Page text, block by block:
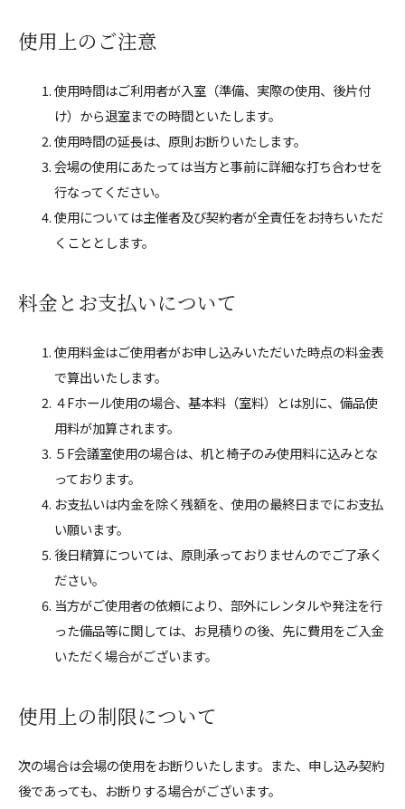
使用上のご注意
使用時間はご利用者が入室（準備、実際の使用、後片付
け）から退室までの時間といたします。
使用時間の延長は、原則お断りいたします。
会場の使用にあたっては当方と事前に詳細な打ち合わせを
行なってください。
使用については主催者及び契約者が全責任をお持ちいただ
くこととします。
料金とお支払いについて
使用料金はご使用者がお申し込みいただいた時点の料金表
で算出いたします。
４Fホール使用の場合、基本料（室料）とは別に、備品使
用料が加算されます。
５F会議室使用の場合は、机と椅子のみ使用料に込みとな
っております。
お支払いは内金を除く残額を、使用の最終日までにお支払
い願います。
後日精算については、原則承っておりませんのでご了承く
ださい。
当方がご使用者の依頼により、部外にレンタルや発注を行
った備品等に関しては、お見積りの後、先に費用をご入金
いただく場合がございます。
使用上の制限について
次の場合は会場の使用をお断りいたします。また、申し込み契約
後であっても、お断りする場合がございます。